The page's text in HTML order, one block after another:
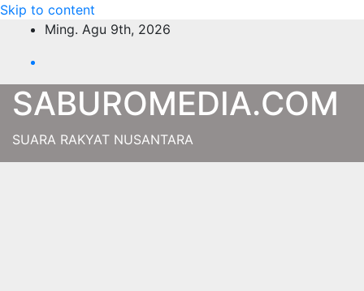
Skip to content
Ming. Agu 9th, 2026
SABUROMEDIA.COM
SUARA RAKYAT NUSANTARA